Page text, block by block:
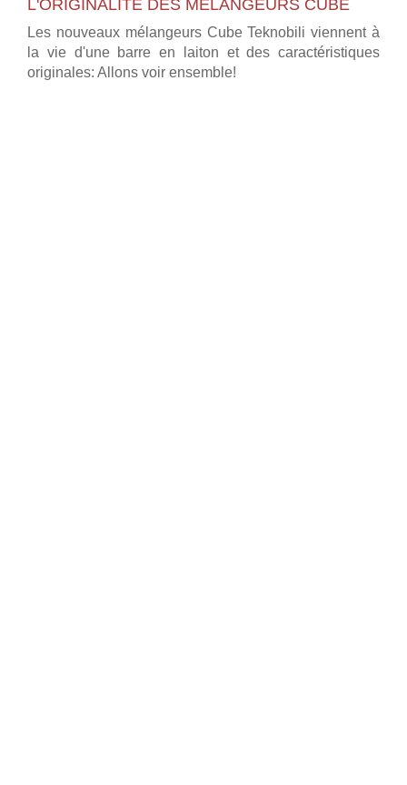
L'ORIGINALITÉ DES MÉLANGEURS CUBE
Les nouveaux mélangeurs Cube Teknobili viennent à
la vie d'une barre en laiton et des caractéristiques
originales: Allons voir ensemble!